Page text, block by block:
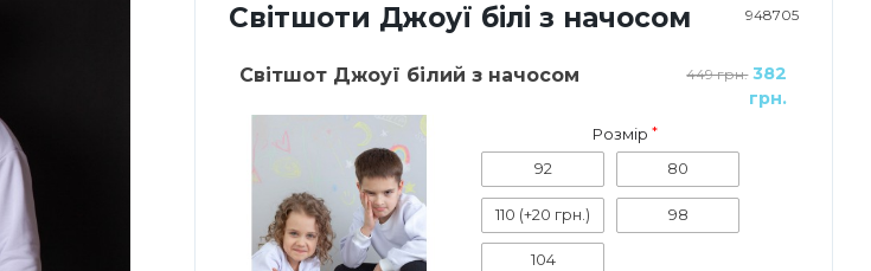
Світшоти Джоуї білі з начосом 948705
Світшот Джоуї білий з начосом 449 грн.382
грн.
Розмір
92
80
110 (+20 грн.) 98
104